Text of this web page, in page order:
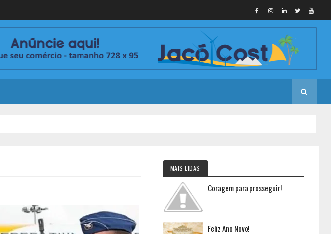
MAIS LIDAS
Coragem para prosseguir!
Feliz Ano Novo!